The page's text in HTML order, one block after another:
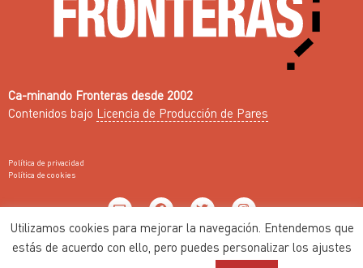
Ca-minando Fronteras desde 2002
Contenidos bajo Licencia de Producción de Pares
Política de privacidad
Política de cookies
Web con ♥ porNodo Común
Utilizamos cookies para mejorar la navegación. Entendemos que
estás de acuerdo con ello, pero puedes personalizar los ajustes